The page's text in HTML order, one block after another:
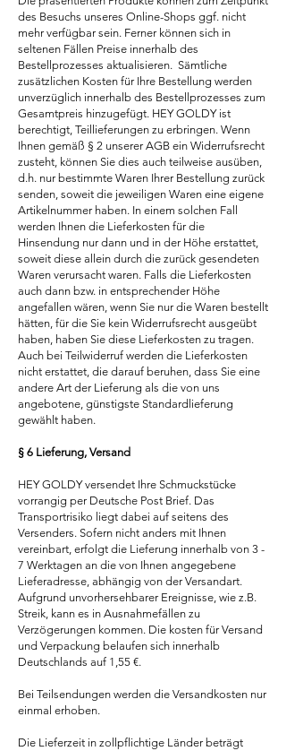
des Besuchs unseres Online-Shops ggf. nicht
mehr verfügbar sein. Ferner können sich in
seltenen Fällen Preise innerhalb des
Bestellprozesses aktualisieren. Sämtliche
zusätzlichen Kosten für Ihre Bestellung werden
unverzüglich innerhalb des Bestellprozesses zum
Gesamtpreis hinzugefügt. HEY GOLDY ist
berechtigt, Teillieferungen zu erbringen. Wenn
Ihnen gemäß § 2 unserer AGB ein Widerrufsrecht
zusteht, können Sie dies auch teilweise ausüben,
d.h. nur bestimmte Waren Ihrer Bestellung zurück
senden, soweit die jeweiligen Waren eine eigene
Artikelnummer haben. In einem solchen Fall
werden Ihnen die Lieferkosten für die
Hinsendung nur dann und in der Höhe erstattet,
soweit diese allein durch die zurück gesendeten
Waren verursacht waren. Falls die Lieferkosten
auch dann bzw. in entsprechender Höhe
angefallen wären, wenn Sie nur die Waren bestellt
hätten, für die Sie kein Widerrufsrecht ausgeübt
haben, haben Sie diese Lieferkosten zu tragen.
Auch bei Teilwiderruf werden die Lieferkosten
nicht erstattet, die darauf beruhen, dass Sie eine
andere Art der Lieferung als die von uns
angebotene, günstigste Standardlieferung
gewählt haben.
§ 6 Lieferung, Versand
HEY GOLDY versendet Ihre Schmuckstücke
vorrangig per Deutsche Post Brief. Das
Transportrisiko liegt dabei auf seitens des
Versenders. Sofern nicht anders mit Ihnen
vereinbart, erfolgt die Lieferung innerhalb von 3 -
7 Werktagen an die von Ihnen angegebene
Lieferadresse, abhängig von der Versandart.
Aufgrund unvorhersehbarer Ereignisse, wie z.B.
Streik, kann es in Ausnahmefällen zu
Verzögerungen kommen. Die kosten für Versand
und Verpackung belaufen sich innerhalb
Deutschlands auf 1,55 €.
Bei Teilsendungen werden die Versandkosten nur
einmal erhoben.
Die Lieferzeit in zollpflichtige Länder beträgt